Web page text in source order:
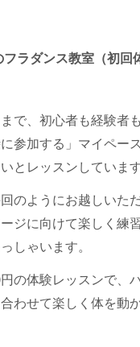
ラダンス教室（初回
で、初心者も経験者
に参加する」マイペー
とレッスンしていま
のようにお越しいた
ジに向けて楽しく練
しゃいます。
の体験レッスンで、
わせて楽しく体を動